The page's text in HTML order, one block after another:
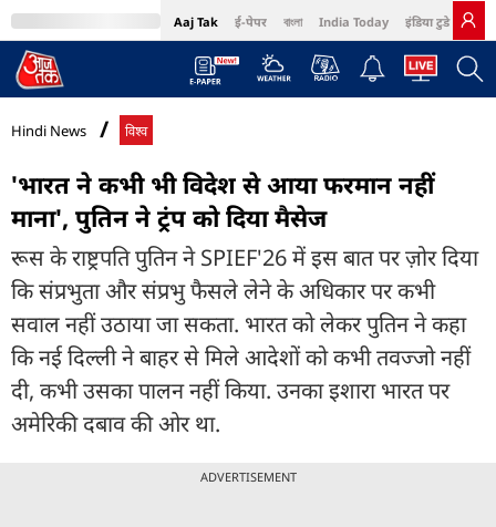
Aaj Tak ई-पेपर বাংলা India Today इंडिया टुडे हिंदी
MumbaiTak Cosmopolitan Harper's Bazaar Northeast
Hindi News विश्व
'भारत ने कभी भी विदेश से आया फरमान नहीं
माना', पुतिन ने ट्रंप को दिया मैसेज
रूस के राष्ट्रपति पुतिन ने SPIEF'26 में इस बात पर ज़ोर दिया
कि संप्रभुता और संप्रभु फैसले लेने के अधिकार पर कभी
सवाल नहीं उठाया जा सकता. भारत को लेकर पुतिन ने कहा
कि नई दिल्ली ने बाहर से मिले आदेशों को कभी तवज्जो नहीं
दी, कभी उसका पालन नहीं किया. उनका इशारा भारत पर
अमेरिकी दबाव की ओर था.
ADVERTISEMENT